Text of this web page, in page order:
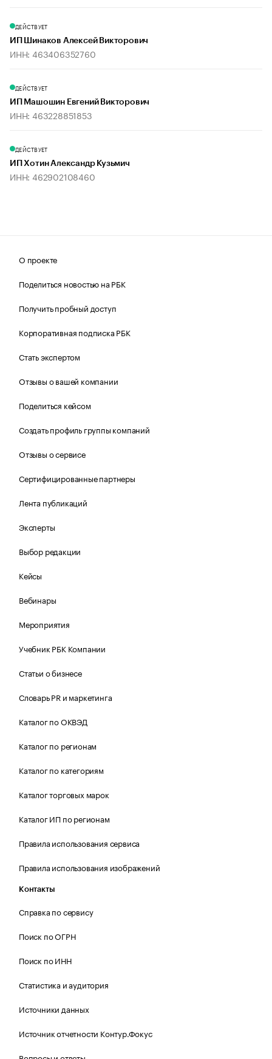
ДЕЙСТВУЕТ
ИП Шинаков Алексей Викторович
ИНН: 463406352760
ДЕЙСТВУЕТ
ИП Машошин Евгений Викторович
ИНН: 463228851853
ДЕЙСТВУЕТ
ИП Хотин Александр Кузьмич
ИНН: 462902108460
О проекте
Поделиться новостью на РБК
Получить пробный доступ
Корпоративная подписка РБК
Стать экспертом
Отзывы о вашей компании
Поделиться кейсом
Создать профиль группы компаний
Отзывы о сервисе
Сертифицированные партнеры
Лента публикаций
Эксперты
Выбор редакции
Кейсы
Вебинары
Мероприятия
Учебник РБК Компании
Статьи о бизнесе
Словарь PR и маркетинга
Каталог по ОКВЭД
Каталог по регионам
Каталог по категориям
Каталог торговых марок
Каталог ИП по регионам
Правила использования сервиса
Правила использования изображений
Контакты
Справка по сервису
Поиск по ОГРН
Поиск по ИНН
Статистика и аудитория
Источники данных
Источник отчетности Контур.Фокус